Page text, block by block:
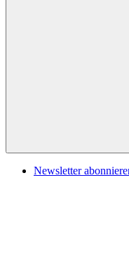
Newsletter